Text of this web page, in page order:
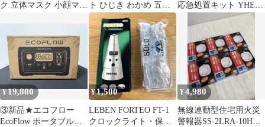
ク 立体マスク 小顔マス ト ひじき わかめ 五目
ご飯
応急処置キット YHEK-
30 山善 フルセット
¥19,800
③新品★エコフロー
EcoFlow ポータブル電
¥1,500
LEBEN FORTEO FT-1
クロックライト・保護
¥4,980
無線連動型住宅用火災
警報器SS-2LRA-10HCC